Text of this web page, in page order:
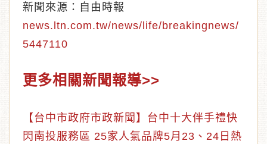
新聞來源：自由時報
news.ltn.com.tw/news/life/breakingnews/
5447110
更多相關新聞報導>>
【台中市政府市政新聞】台中十大伴手禮快
閃南投服務區 25家人氣品牌5月23、24日熱